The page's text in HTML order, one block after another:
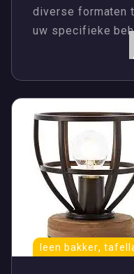
diverse formaten
uw specifieke
leen bakker,